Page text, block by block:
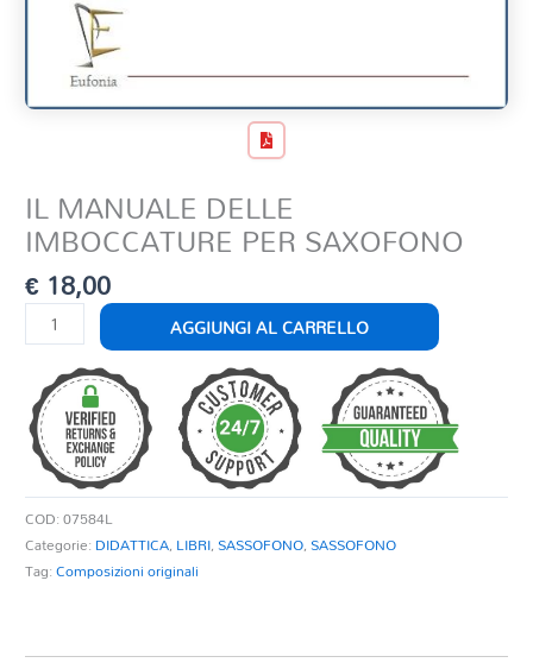
IL MANUALE DELLE
IMBOCCATURE PER SAXOFONO
€ 18,00
IL
MANUALE
DELLE
IMBOCCATURE
PER
SAXOFONO
quantità
AGGIUNGI AL CARRELLO
COD:07584L
Categorie: DIDATTICA, LIBRI,SASSOFONO,SASSOFONO
Tag:Composizioni originali